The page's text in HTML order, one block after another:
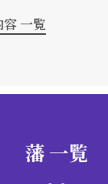
一覧
藩 一覧